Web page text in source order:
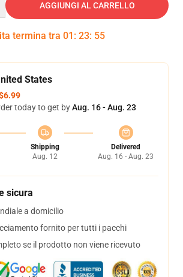
AGGIUNGI AL CARRELLO
termina tra 01 : 23: 54
States
today to get byAug. 16 - Aug. 23
Shipping
Aug. 12
Delivered
Aug. 16 - Aug. 23
sicura
a domicilio
fornito per tutti i pacchi
se il prodotto non viene ricevuto